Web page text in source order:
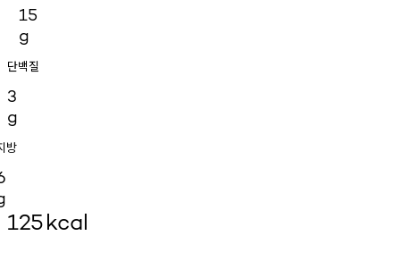
15
g
단백질
3
g
방
125kcal